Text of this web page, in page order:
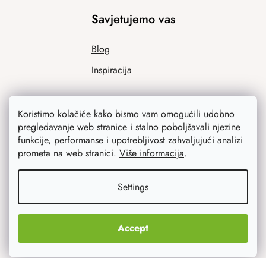
Koristimo kolačiće kako bismo vam omogućili udobno
pregledavanje web stranice i stalno poboljšavali njezine
funkcije, performanse i upotrebljivost zahvaljujući analizi
prometa na web stranici. Više informacija.
Settings
Accept
Savjetujemo vas
Blog
Inspiracija
Ono što vas najviše zanima
Noviteti